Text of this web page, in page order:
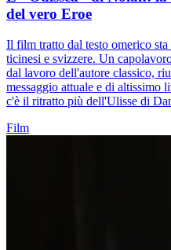
del vero Eroe
Il film tratto dal testo omerico
ticinesi e svizzere. Un
dal lavoro dell'autore classico,
messaggio attuale e di altissimo
c'è il ritratto più dell'Ulisse di
Film